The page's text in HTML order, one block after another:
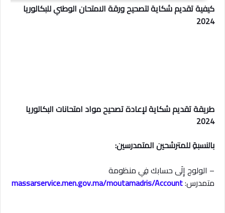
كيفية تقديم شكاية لتصحيح ورقة الامتحان الوطني للبكالوريا
2024
طريقة تقديم شكاية لإعادة تصحيح مواد امتحانات البكالوريا
2024
بالنسبةِ للمترشحين المتمدرسين:
– الولوج إِلَى حسابك فِي منظومة
متمدرس:massarservice.men.gov.ma/moutamadris/Account